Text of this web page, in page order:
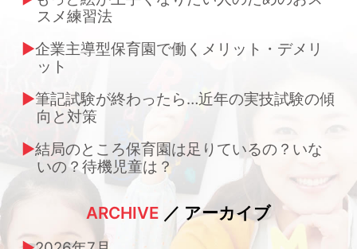
スメ練習法
企業主導型保育園で働くメリット・デメリ
ット
筆記試験が終わったら…近年の実技試験の傾
向と対策
結局のところ保育園は足りているの？いな
いの？待機児童は？
ARCHIVE ／ アーカイブ